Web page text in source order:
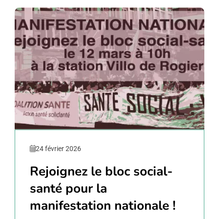
24 février 2026
Rejoignez le bloc social-
santé pour la
manifestation nationale !